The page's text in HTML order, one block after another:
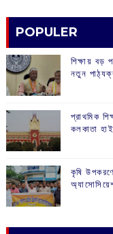
POPULER
শিক্ষায় বড়
নতুন
প্রাথমিক
কলকাতা
কৃষি